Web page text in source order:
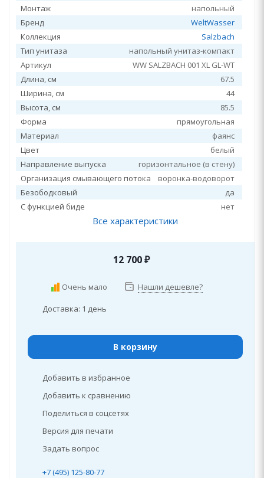
Монтаж
напольный
Бренд
WeltWasser
Коллекция
Salzbach
Тип унитаза
напольный унитаз-компакт
Артикул
WW SALZBACH 001 XL GL-WT
Длина, см
67.5
Ширина, см
44
Высота, см
85.5
Форма
прямоугольная
Материал
фаянс
Цвет
белый
Направление выпуска
горизонтальное (в стену)
Организация смывающего потока
воронка-водоворот
Безободковый
да
С функцией биде
нет
Все характеристики
12 700₽
Очень мало Нашли дешевле?
Доставка: 1 день
В корзину
Добавить в избранное
Добавить к сравнению
Поделиться в соцсетях
Версия для печати
Задать вопрос
+7 (495) 125-80-77